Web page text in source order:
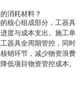
消耗材料？
核心组成部分，工器具
度与成本支出。施工单
器具全周期管控，同时
销环节，减少物资浪费
低项目物资管控成本。